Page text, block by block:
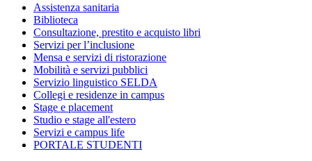
Assistenza sanitaria
Biblioteca
Consultazione, prestito e acquisto libri
Servizi per l’inclusione
Mensa e servizi di ristorazione
Mobilità e servizi pubblici
Servizio linguistico SELDA
Collegi e residenze in campus
Stage e placement
Studio e stage all'estero
Servizi e campus life
PORTALE STUDENTI